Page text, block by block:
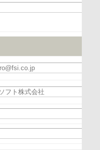
び当該企業/団体からの
体名、部署名、役職、
、メールアドレス